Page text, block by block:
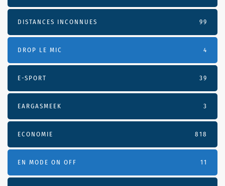
DISTANCES INCONNUES 99
DROP LE MIC 4
E-SPORT 39
EARGASMEEK 3
ECONOMIE 818
EN MODE ON OFF 11